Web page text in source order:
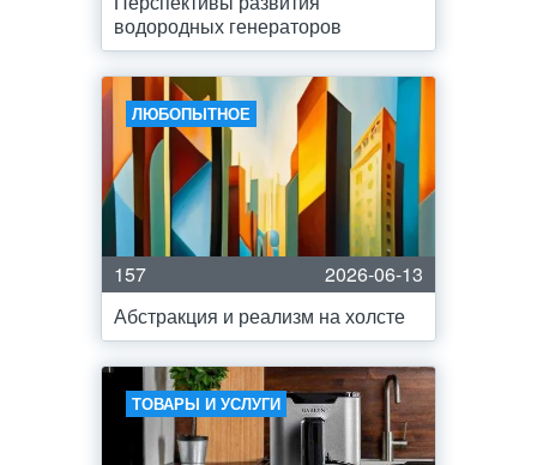
водородных генераторов
ЛЮБОПЫТНОЕ
157
2026-06-13
Абстракция и реализм на холсте
ТОВАРЫ И УСЛУГИ